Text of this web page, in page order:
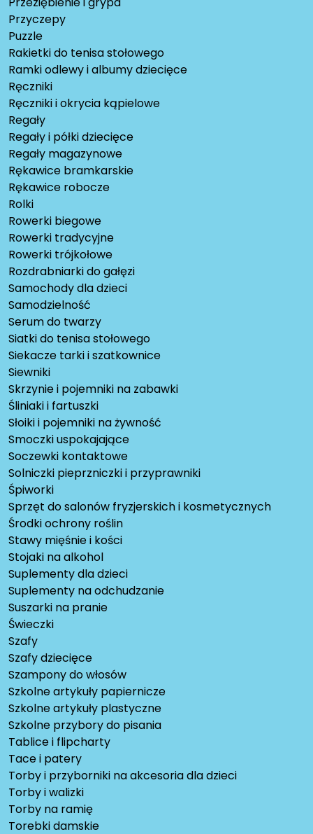
Przyczepy
Puzzle
Rakietki do tenisa stołowego
Ramki odlewy i albumy dziecięce
Ręczniki
Ręczniki i okrycia kąpielowe
Regały
Regały i półki dziecięce
Regały magazynowe
Rękawice bramkarskie
Rękawice robocze
Rolki
Rowerki biegowe
Rowerki tradycyjne
Rowerki trójkołowe
Rozdrabniarki do gałęzi
Samochody dla dzieci
Samodzielność
Serum do twarzy
Siatki do tenisa stołowego
Siekacze tarki i szatkownice
Siewniki
Skrzynie i pojemniki na zabawki
Śliniaki i fartuszki
Słoiki i pojemniki na żywność
Smoczki uspokajające
Soczewki kontaktowe
Solniczki pieprzniczki i przyprawniki
Śpiworki
Sprzęt do salonów fryzjerskich i kosmetycznych
Środki ochrony roślin
Stawy mięśnie i kości
Stojaki na alkohol
Suplementy dla dzieci
Suplementy na odchudzanie
Suszarki na pranie
Świeczki
Szafy
Szafy dziecięce
Szampony do włosów
Szkolne artykuły papiernicze
Szkolne artykuły plastyczne
Szkolne przybory do pisania
Tablice i flipcharty
Tace i patery
Torby i przyborniki na akcesoria dla dzieci
Torby i walizki
Torby na ramię
Torebki damskie